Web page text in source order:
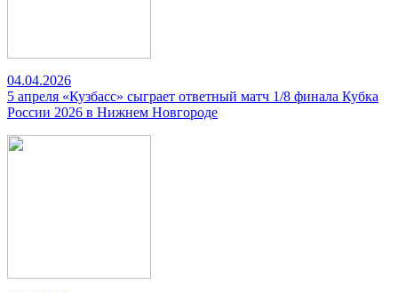
04.04.2026
5 апреля «Кузбасс» сыграет ответный матч 1/8 финала Кубка
России 2026 в Нижнем Новгороде